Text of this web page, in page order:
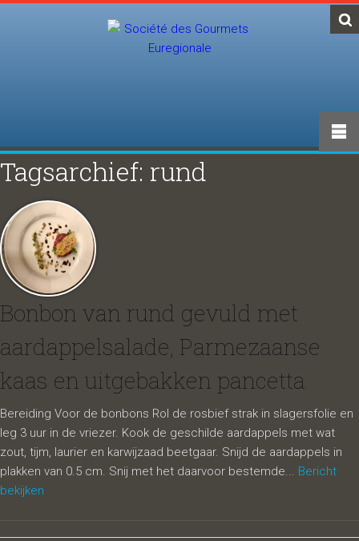
Tagsarchief: rund
Bonbon van rund gevuld met
aardappelsalade, Parmezaanse
kaas en uitgebakken pancetta
Bereiding Voor de bonbons Rol de rosbief strak in slagersfolie en
leg 3 uur in de vriezer. Kook de geschilde aardappels met wat
zout, tijm, laurier en karwijzaad beetgaar. Snijd de aardappels in
plakken van 0.5 cm. Snij met het daarvoor bestemde... Bericht
bekijken